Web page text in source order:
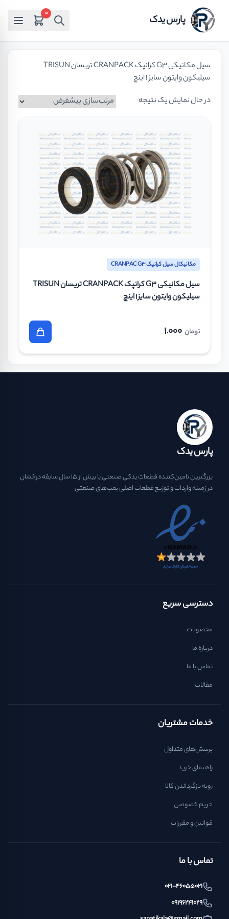
پارس یدک 0
سیل مکانیکی G3 کرانپک CRANPACK تریسان TRISUN
سیلیکون وایتون سایز 1 اینچ
در حال نمایش یک نتیجه
مکانیکال سیل کرانپک CRANPAC G3
سیل مکانیکی G3 کرانپک CRANPACK تریسان TRISUN
سیلیکون وایتون سایز 1 اینچ
تومان 1.000
پارس یدک
بزرگترین تامین‌کننده قطعات یدکی صنعتی با بیش از ۱۵ سال سابقه درخشان
در زمینه واردات و توزیع قطعات اصلی پمپ‌های صنعتی
دسترسی سریع
محصولات
درباره ما
تماس با ما
مقالات
خدمات مشتریان
پرسش‌های متداول
راهنمای خرید
رویه بازگرداندن کالا
حریم خصوصی
قوانین و مقررات
تماس با ما
021-46055021
09196241029